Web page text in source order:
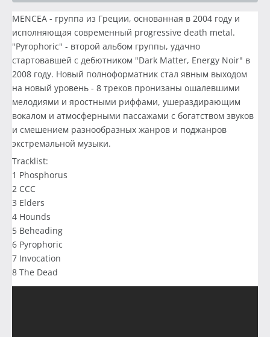
MENCEA - группа из Греции, основанная в 2004 году и
исполняющая современный progressive death metal.
"Pyrophoric" - второй альбом группы, удачно
стартовавшей с дебютником "Dark Matter, Energy Noir" в
2008 году. Новый полноформатник стал явным выходом
на новый уровень - 8 треков пронизаны ошалевшими
мелодиями и яростными риффами, ушераздирающим
вокалом и атмосферными пассажами с богатством звуков
и смешением разнообразных жанров и поджанров
экстремальной музыки.
Tracklist:
1 Phosphorus
2 CCC
3 Elders
4 Hounds
5 Beheading
6 Pyrophoric
7 Invocation
8 The Dead